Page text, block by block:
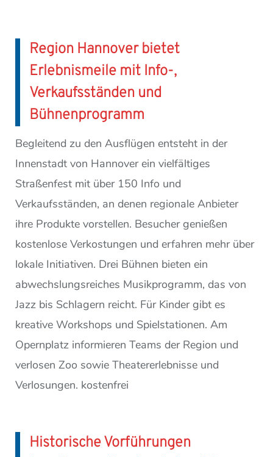
Region Hannover bietet
Erlebnismeile mit Info-,
Verkaufsständen und
Bühnenprogramm
Begleitend zu den Ausflügen entsteht in der
Innenstadt von Hannover ein vielfältiges
Straßenfest mit über 150 Info und
Verkaufsständen, an denen regionale Anbieter
ihre Produkte vorstellen. Besucher genießen
kostenlose Verkostungen und erfahren mehr über
lokale Initiativen. Drei Bühnen bieten ein
abwechslungsreiches Musikprogramm, das von
Jazz bis Schlagern reicht. Für Kinder gibt es
kreative Workshops und Spielstationen. Am
Opernplatz informieren Teams der Region und
verlosen Zoo sowie Theatererlebnisse und
Verlosungen. kostenfrei
Historische Vorführungen